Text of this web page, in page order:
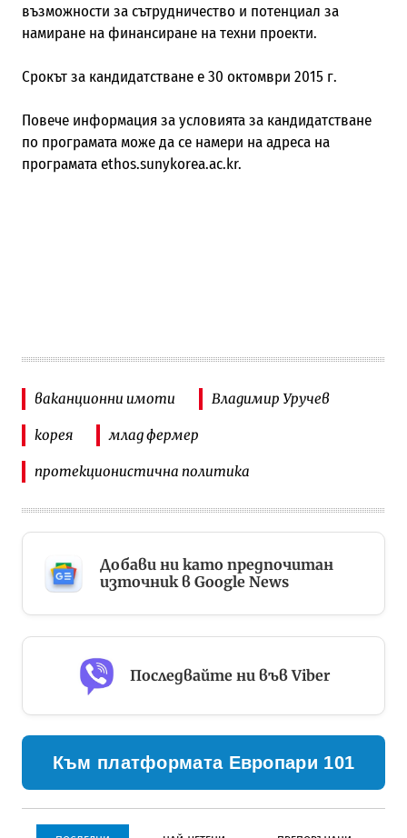
възможности за сътрудничество и потенциал за
намиране на финансиране на техни проекти.
Срокът за кандидатстване е 30 октомври 2015 г.
Повече информация за условията за кандидатстване
по програмата може да се намери на адреса на
програмата ethos.sunykorea.ac.kr.
ваканционни имоти Владимир Уручев
корея млад фермер
протекционистична политика
Добави ни като предпочитан
източник в Google News
Последвайте ни във Viber
Към платформата Европари 101